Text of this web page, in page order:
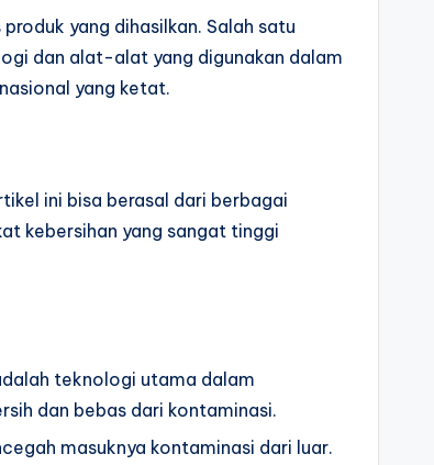
yang dihasilkan. Salah satu
dan alat-alat yang digunakan dalam
yang ketat.
ini bisa berasal dari berbagai
kebersihan yang sangat tinggi
teknologi utama dalam
dan bebas dari kontaminasi.
masuknya kontaminasi dari luar.